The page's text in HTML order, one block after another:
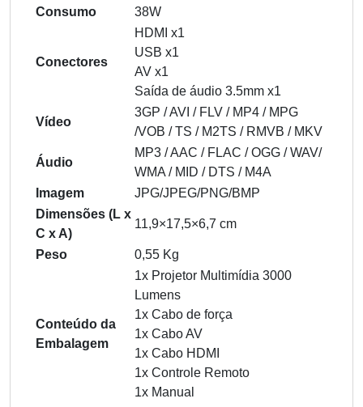
Consumo 38W
Conectores
HDMI x1
USB x1
AV x1
Saída de áudio 3.5mm x1
Vídeo
3GP / AVI / FLV / MP4 / MPG
/VOB / TS / M2TS / RMVB / MKV
Áudio
MP3 / AAC / FLAC / OGG / WAV/
WMA / MID / DTS / M4A
Imagem
JPG/JPEG/PNG/BMP
Dimensões (L x
C x A)
11,9×17,5×6,7 cm
Peso 0,55 Kg
Conteúdo da
Embalagem
1x Projetor Multimídia 3000
Lumens
1x Cabo de força
1x Cabo AV
1x Cabo HDMI
1x Controle Remoto
1x Manual